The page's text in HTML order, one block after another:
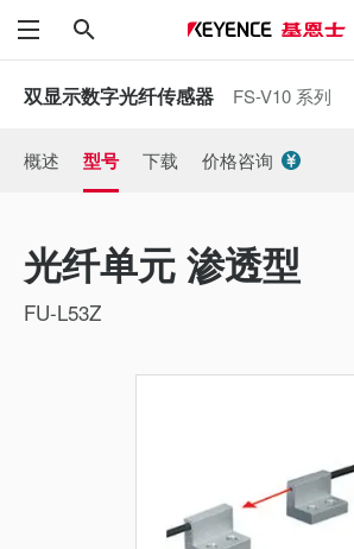
菜单
双显示数字光纤传感器 FS-V10 系列
概述 型号 下载 价格咨询
光纤单元 渗透型
FU-L53Z